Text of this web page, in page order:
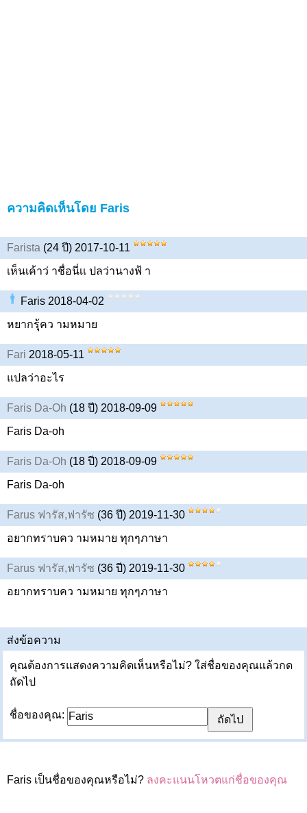
ความคิดเห็นโดย Faris
Farista (24 ปี) 2017-10-11
เห็นเค้าว่ าชื่อนี่เเ ปลว่านางฟ้ า
Faris 2018-04-02
หยากรุุ้คว ามหมาย
Fari 2018-05-11
แปลว่าอะไร
Faris Da-Oh (18 ปี) 2018-09-09
Faris Da-oh
Faris Da-Oh (18 ปี) 2018-09-09
Faris Da-oh
Farus ฟารัส,ฟารัซ (36 ปี) 2019-11-30
อยากทราบคว ามหมาย ทุกๆภาษา
Farus ฟารัส,ฟารัซ (36 ปี) 2019-11-30
อยากทราบคว ามหมาย ทุกๆภาษา
ส่งข้อความ
คุณต้องการแสดงความคิดเห็นหรือไม่? ใส่ชื่อของคุณแล้วกด
ถัดไป
ชื่อของคุณ:
Faris เป็นชื่อของคุณหรือไม่? ลงคะแนนโหวตแก่ชื่อของคุณ